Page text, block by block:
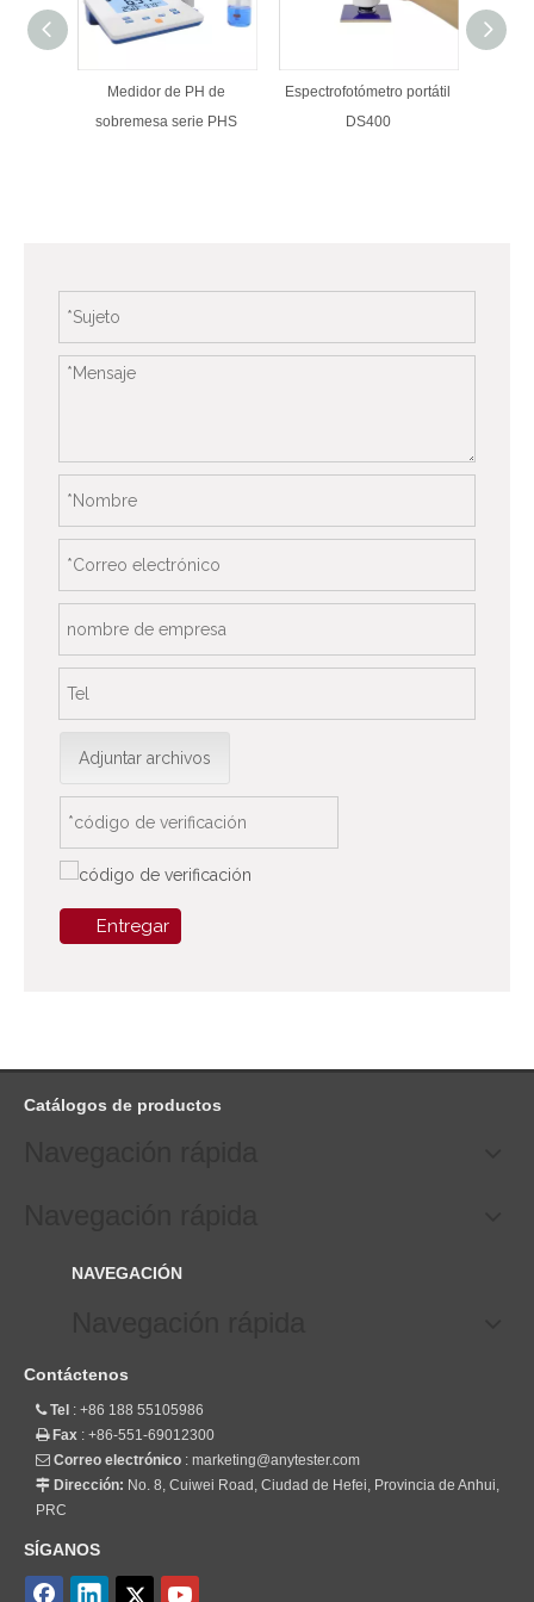
Medidor de PH de
sobremesa serie PHS
Espectrofotómetro portátil
DS400
Adjuntar archivos
Entregar
Catálogos de productos
NAVEGACIÓN
Contáctenos
Tel : +86 188 55105986
Fax : +86-551-69012300
 Correo electrónico : marketing@anytester.com
 Dirección: No. 8, Cuiwei Road, Ciudad de Hefei, Provincia de Anhui,
PRC
SÍGANOS